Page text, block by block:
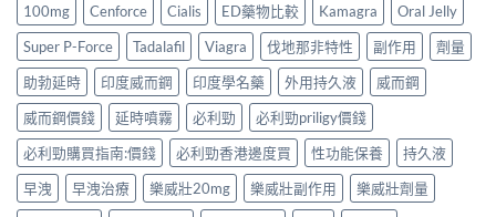
100mg Cenforce Cialis ED藥物比較 Kamagra
Oral Jelly
Super P-Force
Tadalafil Viagra 伐地那非特性 副作用
劑量
助勃延時
印度威而鋼 印度學名藥 外用持久液
威而鋼
威而鋼價錢
延時噴霧 必利勁
必利勁priligy價錢
必利勁購買指南:價錢
必利勁香港邊度買 性功能保養
持久液
早洩
早洩治療 樂威壯20mg 樂威壯副作用
樂威壯劑量